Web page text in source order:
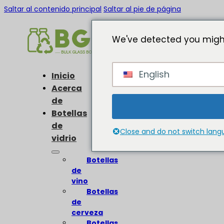
Saltar al contenido principal Saltar al pie de página
Inicio
Acerca
de
Botellas
de
vidrio
Botellas
de
vino
Botellas
de
cerveza
We've detected you
English
Close and do not switch